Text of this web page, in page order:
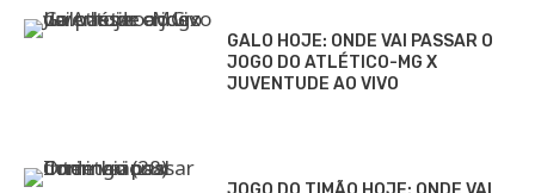
GALO HOJE: ONDE VAI PASSAR O
JOGO DO ATLÉTICO-MG X
JUVENTUDE AO VIVO